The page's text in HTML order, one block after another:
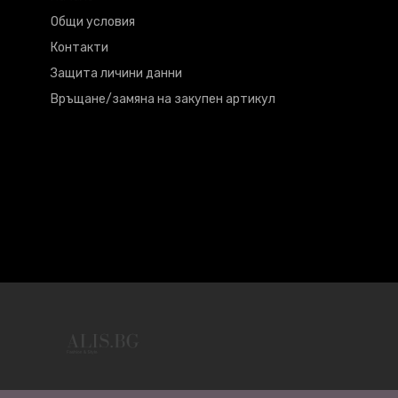
Общи условия
Контакти
Защита личини данни
Връщане/замяна на закупен артикул